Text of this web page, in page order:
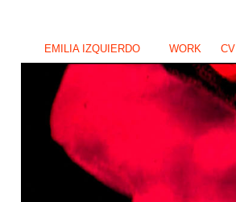
EMILIA IZQUIERDO WORK CV